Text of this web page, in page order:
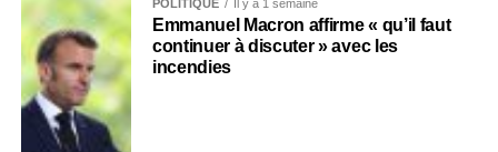
POLITIQUE Il y a 1 semaine
Emmanuel Macron affirme « qu’il faut
continuer à discuter » avec les
incendies